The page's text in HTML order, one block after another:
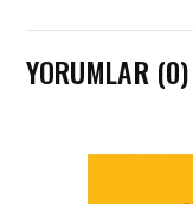
YORUMLAR (0)